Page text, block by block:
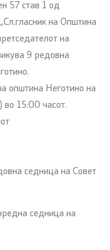
57 став 1 од
на Општина
на
9 редовна
општина Неготино на
во 15:00 часот.
седница на Совет
седница на